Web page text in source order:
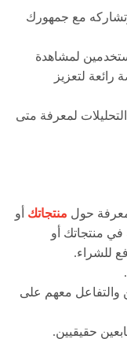
مع جمهورك
لمشاهدة
لتعزيز
لمعرفة متى
حول منتجاتك أو
في منتجاتك أو
للشراء.
والتفاعل معهم على
حقيقيين.